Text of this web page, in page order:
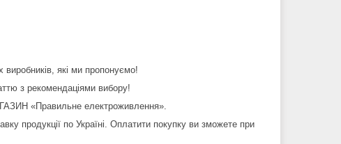
виробників, які ми пропонуємо!
з рекомендаціями вибору!
«Правильне електроживлення».
продукції по Україні. Оплатити покупку ви зможете при